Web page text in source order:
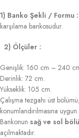
1) Banko Şekli / Formu :
karşılama bankosudur.
2) Ölçüler :
Genişlik: 160 cm – 240
Derinlik: 72 cm.
Yükseklik: 105 cm.
Çalışma tezgahı üst bölümü;
konumlandırılmasına
Bankonun sağ ve sol
açılmaktadır.